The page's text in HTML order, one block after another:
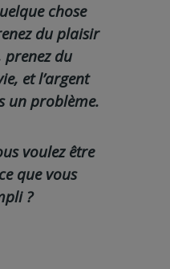
chose
du plaisir
du
et l’argent
un problème.
voulez être
que vous
?